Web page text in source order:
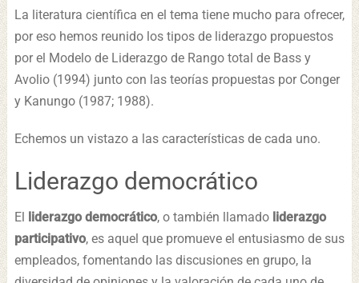
La literatura científica en el tema tiene mucho para ofrecer,
por eso hemos reunido los tipos de liderazgo propuestos
por el Modelo de Liderazgo de Rango total de Bass y
Avolio (1994) junto con las teorías propuestas por Conger
y Kanungo (1987; 1988).
Echemos un vistazo a las características de cada uno.
Liderazgo democrático
El liderazgo democrático, o también llamado liderazgo
participativo, es aquel que promueve el entusiasmo de sus
empleados, fomentando las discusiones en grupo, la